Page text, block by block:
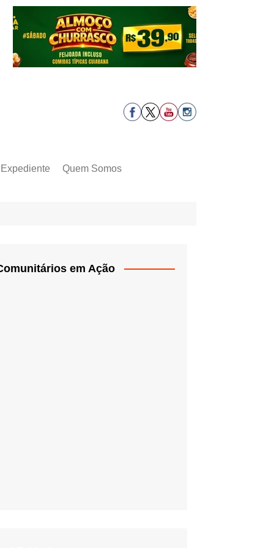
Expediente Quem Somos
em Ação